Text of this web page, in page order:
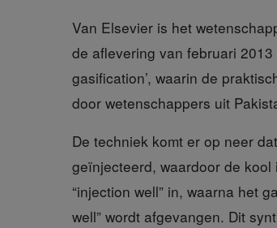
Van Elsevier is het
de aflevering van februari
gasification’, waarin de
door wetenschappers uit
De techniek komt er op neer
geïnjecteerd, waardoor de
“injection well” in, waarna het
well” wordt afgevangen. Dit